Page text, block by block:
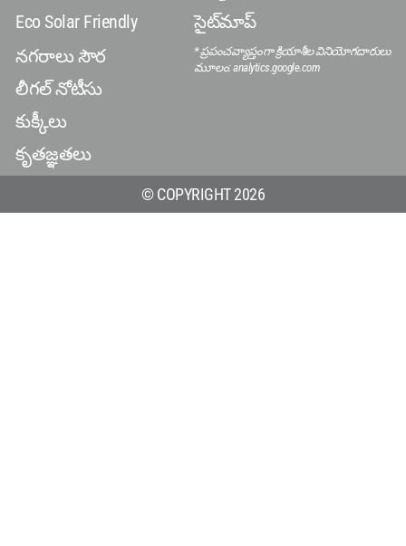
Eco Solar Friendly
నగరాలు సౌర
లీగల్ నోటీసు
కుక్కీలు
కృతజ్ఞతలు
సైట్‌మాప్
* ప్రపంచవ్యాప్తంగా క్రియాశీల వినియోగదారులు
మూలం: analytics.google.com
© COPYRIGHT 2026